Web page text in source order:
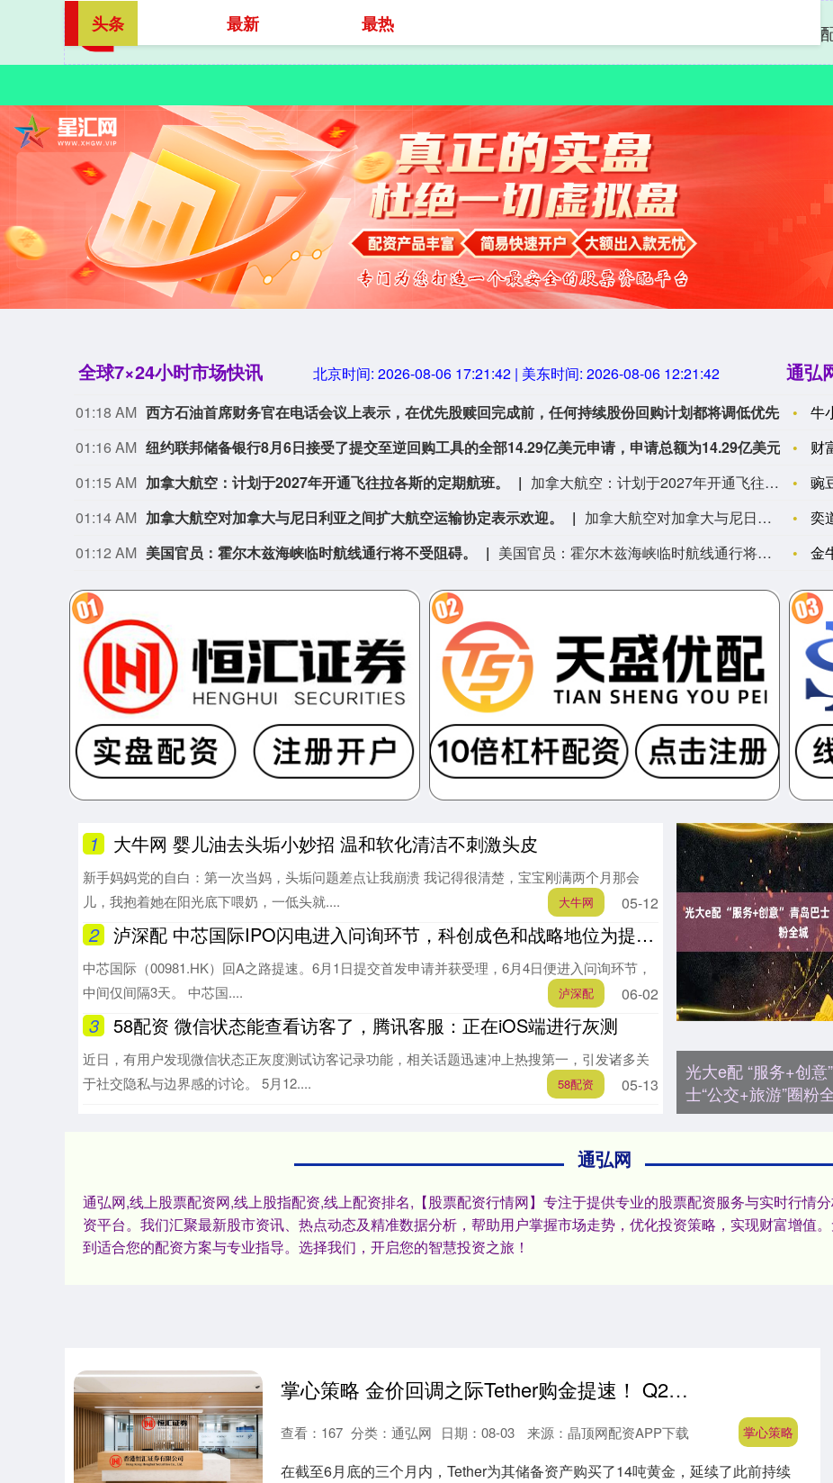
线上股票
全球7×24小时市场快讯 北京时间: 2026-08-06 17:21:43 | 美东时间: 2026-08-06 12:21:43
01:18 AM
西方石油首席财务官在电话会议上表示，在优先股赎回完成前，任何持续股份回购计划都将调低优先级。
西
01:16 AM
纽约联邦储备银行8月6日接受了提交至逆回购工具的全部14.29亿美元申请，申请总额为14.29亿美元。
纽
01:15 AM 加拿大航空：计划于2027年开通飞往拉各斯的定期航班。
加拿大航空：计划于2027年开通飞往拉各斯的定期航班。
01:14 AM 加拿大航空对加拿大与尼日利亚之间扩大航空运输协定表示欢迎。
加拿大航空对加拿大与尼日利亚之间扩大航空运输协定表示欢迎。
01:12 AM 美国官员：霍尔木兹海峡临时航线通行将不受阻碍。 美国官员：霍尔木兹海峡临时航线通行将不受阻碍。
通弘
牛
财
豌
奕
金
1 大牛网 婴儿油去头垢小妙招 温和软化清洁不刺激头皮
05-12
新手妈妈党的自白：第一次当妈，头垢问题差点让我崩溃 我记得很清楚，宝宝刚满两个月那会
儿，我抱着她在阳光底下喂奶，一低头就....
大牛网
2 泸深配 中芯国际IPO闪电进入问询环节，科创成色和战略地位为提速加分
06-02
中芯国际（00981.HK）回A之路提速。6月1日提交首发申请并获受理，6月4日便进入问询环节，
中间仅间隔3天。 中芯国....
泸深配
3 58配资 微信状态能查看访客了，腾讯客服：正在iOS端进行灰测
05-13
近日，有用户发现微信状态正灰度测试访客记录功能，相关话题迅速冲上热搜第一，引发诸多关
于社交隐私与边界感的讨论。 5月12....
58配资
光大e配 “服务+创意
士“公交+旅游”圈粉
通弘网
通弘网,线上股票配资网,线上股指配资,线上配资排名,【股票配资行情网】专注于提供专业的股票配资服务与实时行情
资平台。我们汇聚最新股市资讯、热点动态及精准数据分析，帮助用户掌握市场走势，优化投资策略，实现财富增值
到适合您的配资方案与专业指导。选择我们，开启您的智慧投资之旅！
头条 最新 最热
掌心策略 金价回调之际Tether购金提速！ Q2再买14吨黄金，储备规模升至146吨
掌心策略
日期：08-03 来源：晶顶网配资APP下载
查看： 167 分类： 通弘网
在截至6月底的三个月内，Tether为其储备资产购买了14吨黄金，延续了此前持续